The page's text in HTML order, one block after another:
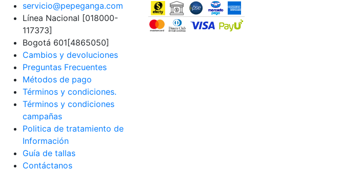
servicio@pepeganga.com
Línea Nacional [018000-
117373]
Bogotá 601[4865050]
Cambios y devoluciones
Preguntas Frecuentes
Métodos de pago
Términos y condiciones.
Términos y condiciones
campañas
Politica de tratamiento de
Información
Guía de tallas
Contáctanos